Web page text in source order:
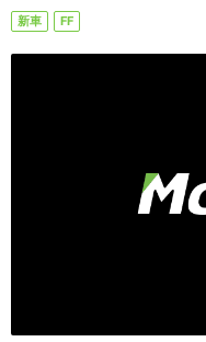
新車 FF